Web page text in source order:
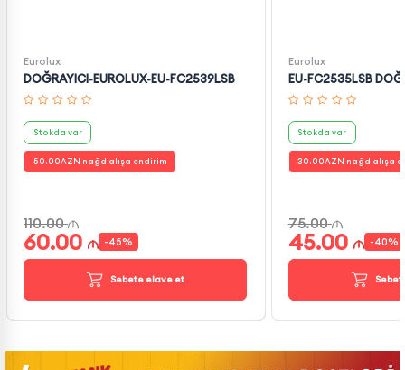
Eurolux
DOĞRAYICI-EUROLUX-EU-FC2539LSB
Stokda var
50.00AZN nağd alışa endirim
110.00
60.00 -45%
Səbətə əlavə et
Eurolux
EU-FC2535LSB
Stokda var
30.00AZN nağd alışa
75.00
45.00 -40%